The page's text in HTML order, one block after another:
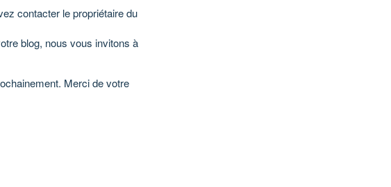
contacter le propriétaire du
blog, nous vous invitons à
Merci de votre